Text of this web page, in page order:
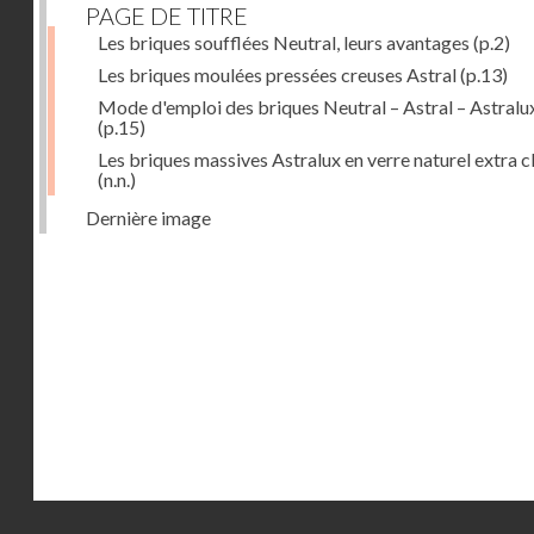
PAGE DE TITRE
Les briques soufflées Neutral, leurs avantages (p.2)
Les briques moulées pressées creuses Astral(p.13)
Mode d'emploi des briques Neutral – Astral –
(p.15)
Les briques massives Astralux en verre naturel extra
(n.n.)
Dernière image